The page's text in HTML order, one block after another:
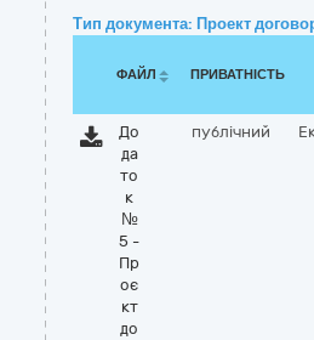
Тип документа: Проект
ФАЙЛ ПРИВАТНІСТЬ
До
да
то
к
№
5 -
Пр
оє
кт
до
публічний